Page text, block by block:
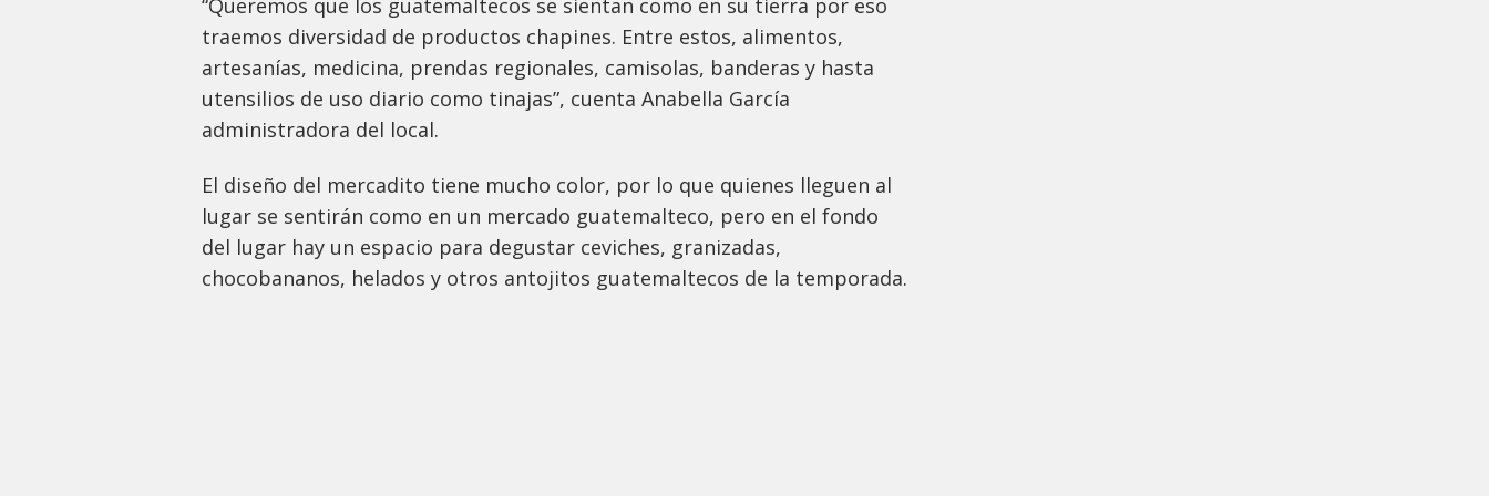
“Queremos que los guatemaltecos se sientan como en su tierra por eso
traemos diversidad de productos chapines. Entre estos, alimentos,
artesanías, medicina, prendas regionales, camisolas, banderas y hasta
utensilios de uso diario como tinajas”, cuenta Anabella García
administradora del local.
El diseño del mercadito tiene mucho color, por lo que quienes lleguen al
lugar se sentirán como en un mercado guatemalteco, pero en el fondo
del lugar hay un espacio para degustar ceviches, granizadas,
chocobananos, helados y otros antojitos guatemaltecos de la temporada.